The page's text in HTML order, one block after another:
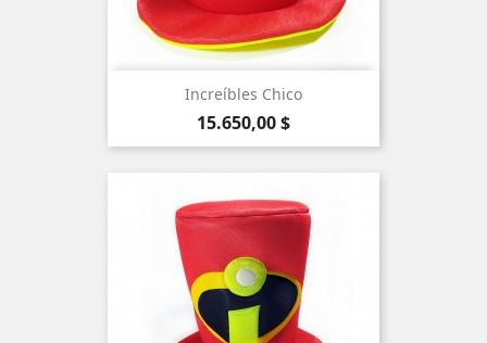
Increíbles Chico
Precio
15.650,00 $